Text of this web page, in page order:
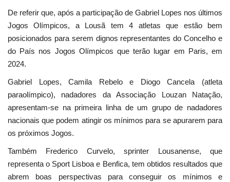
De referir que, após a participação de Gabriel Lopes nos últimos
Jogos Olímpicos, a Lousã tem 4 atletas que estão bem
posicionados para serem dignos representantes do Concelho e
do País nos Jogos Olímpicos que terão lugar em Paris, em
2024.
Gabriel Lopes, Camila Rebelo e Diogo Cancela (atleta
paraolímpico), nadadores da Associação Louzan Natação,
apresentam-se na primeira linha de um grupo de nadadores
nacionais que podem atingir os mínimos para se apurarem para
os próximos Jogos.
Também Frederico Curvelo, sprinter Lousanense, que
representa o Sport Lisboa e Benfica, tem obtidos resultados que
abrem boas perspectivas para conseguir os mínimos e